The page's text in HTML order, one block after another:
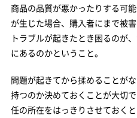
商品の品質が悪かったりする可
が生じた場合、購入者にまで被
トラブルが起きたとき困るのが
にあるのかということ。
問題が起きてから揉めることが
持つのか決めておくことが大切
任の所在をはっきりさせておく